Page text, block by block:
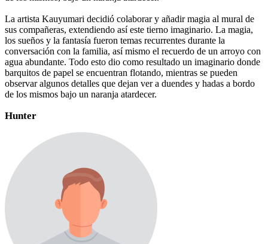
La artista Kauyumari decidió colaborar y añadir magia al mural de
sus compañeras, extendiendo así este tierno imaginario. La magia,
los sueños y la fantasía fueron temas recurrentes durante la
conversación con la familia, así mismo el recuerdo de un arroyo con
agua abundante. Todo esto dio como resultado un imaginario donde
barquitos de papel se encuentran flotando, mientras se pueden
observar algunos detalles que dejan ver a duendes y hadas a bordo
de los mismos bajo un naranja atardecer.
Hunter